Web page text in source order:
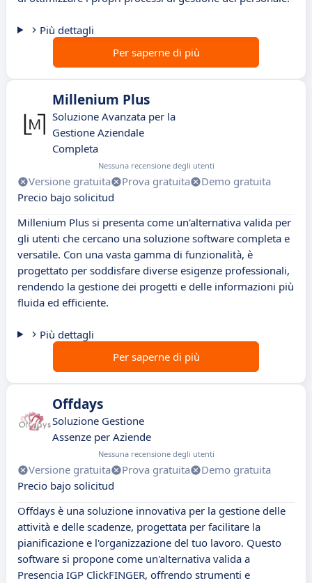
Più dettagli
Per saperne di più
Millenium Plus
Soluzione Avanzata per la
Gestione Aziendale
Completa
Nessuna recensione degli utenti
Versione gratuita Prova gratuita
Demo gratuita
Precio bajo solicitud
Millenium Plus si presenta come un'alternativa valida per
gli utenti che cercano una soluzione software completa e
versatile. Con una vasta gamma di funzionalità, è
progettato per soddisfare diverse esigenze professionali,
rendendo la gestione dei progetti e delle informazioni più
fluida ed efficiente.
Più dettagli
Per saperne di più
Offdays
Soluzione Gestione
Assenze per Aziende
Nessuna recensione degli utenti
Versione gratuita Prova gratuita
Demo gratuita
Precio bajo solicitud
Offdays è una soluzione innovativa per la gestione delle
attività e delle scadenze, progettata per facilitare la
pianificazione e l'organizzazione del tuo lavoro. Questo
software si propone come un'alternativa valida a
Presencia IGP ClickFINGER, offrendo strumenti e